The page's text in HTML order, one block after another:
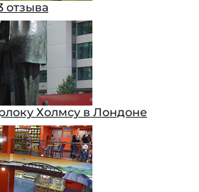
отзыва
Холмсу в Лондоне